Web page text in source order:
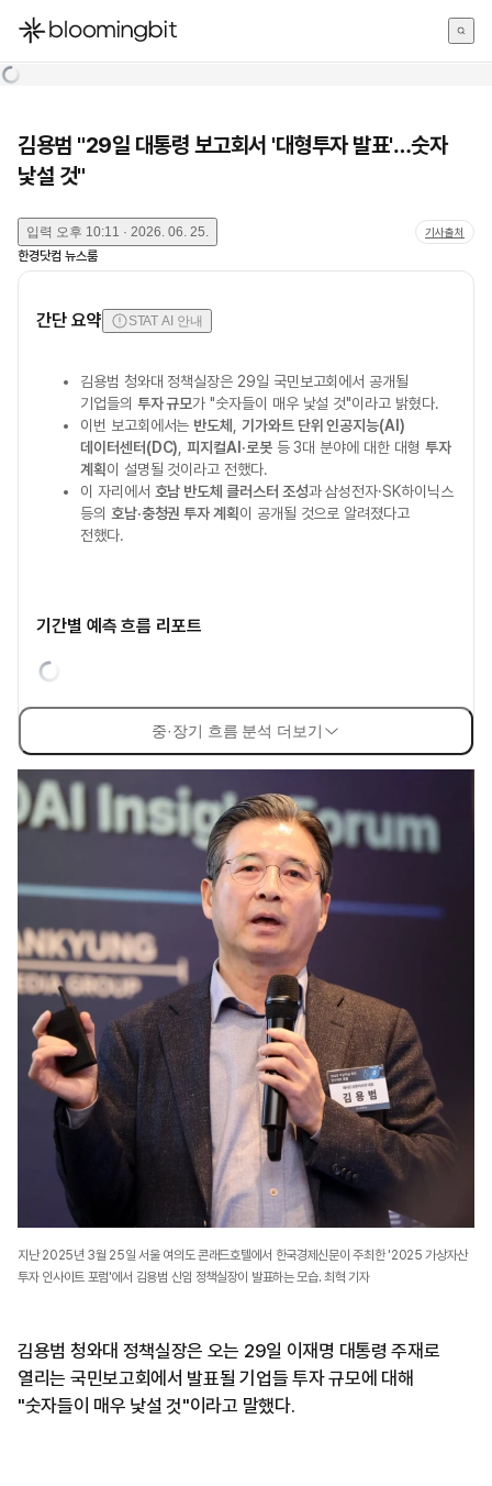
한국어
김용범 "29일 대통령 보고회서 '대형투자 발표'…숫자
낯설 것"
입력 오후 10:11 · 2026. 06. 25. 기사출처
한경닷컴 뉴스룸
간단 요약 STAT AI 안내
김용범 청와대 정책실장은 29일 국민보고회에서 공개될
기업들의 투자 규모가 "숫자들이 매우 낯설 것"이라고 밝혔다.
이번 보고회에서는 반도체
기가와트 단위 인공지능(AI)
데이터센터(DC) ,피지컬AI·로봇등 3대 분야에 대한 대형 투자
계획이 설명될 것이라고 전했다.
이 자리에서 호남 반도체 클러스터 조성과 삼성전자·SK하이닉스
등의 호남·충청권 투자 계획이 공개될 것으로 알려졌다고
전했다.
기간별 예측 흐름 리포트
중·장기 흐름 분석 더보기
지난 2025년 3월 25일 서울 여의도 콘래드호텔에서 한국경제신문이 주최한 '2025 가상자산
투자 인사이트 포럼'에서 김용범 신임 정책실장이 발표하는 모습. 최혁 기자
김용범 청와대 정책실장은 오는 29일 이재명 대통령 주재로
열리는 국민보고회에서 발표될 기업들 투자 규모에 대해
"숫자들이 매우 낯설 것"이라고 말했다.